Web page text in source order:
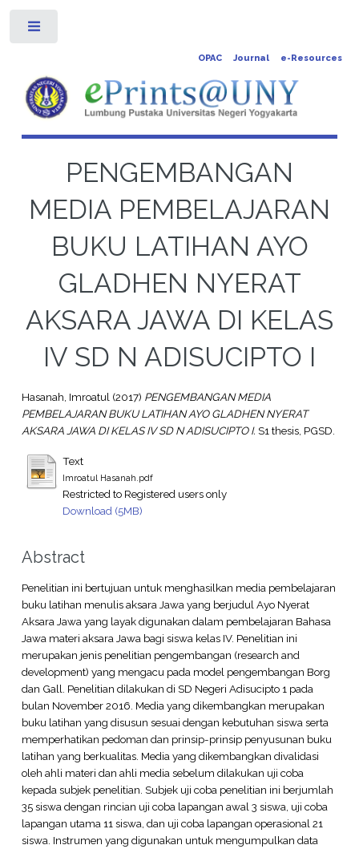
OPAC Journal e-Resources
PENGEMBANGAN
MEDIA PEMBELAJARAN
BUKU LATIHAN AYO
GLADHEN NYERAT
AKSARA JAWA DI KELAS
IV SD N ADISUCIPTO I
Hasanah, Imroatul(2017) PENGEMBANGAN MEDIA
PEMBELAJARAN BUKU LATIHAN AYO GLADHEN NYERAT
AKSARA JAWA DI KELAS IV SD N ADISUCIPTO I. S1 thesis, PGSD.
Text
Imroatul Hasanah.pdf
Restricted to Registered users only
Download (5MB)
Abstract
Penelitian ini bertujuan untuk menghasilkan media pembelajaran
buku latihan menulis aksara Jawa yang berjudul Ayo Nyerat
Aksara Jawa yang layak digunakan dalam pembelajaran Bahasa
Jawa materi aksara Jawa bagi siswa kelas IV. Penelitian ini
merupakan jenis penelitian pengembangan (research and
development) yang mengacu pada model pengembangan Borg
dan Gall. Penelitian dilakukan di SD Negeri Adisucipto 1 pada
bulan November 2016. Media yang dikembangkan merupakan
buku latihan yang disusun sesuai dengan kebutuhan siswa serta
memperhatikan pedoman dan prinsip-prinsip penyusunan buku
latihan yang berkualitas. Media yang dikembangkan divalidasi
oleh ahli materi dan ahli media sebelum dilakukan uji coba
kepada subjek penelitian. Subjek uji coba penelitian ini berjumlah
35 siswa dengan rincian uji coba lapangan awal 3 siswa, uji coba
lapangan utama 11 siswa, dan uji coba lapangan operasional 21
siswa. Instrumen yang digunakan untuk mengumpulkan data